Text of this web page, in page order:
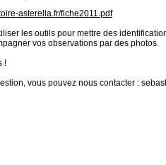
asterella.fr/fiche2011.pdf
les outils pour mettre des
vos observations par des photos.
!
vous pouvez nous contacter :